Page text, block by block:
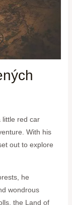
little red car
With his
⁤out to explore
he
wondrous
the Land of